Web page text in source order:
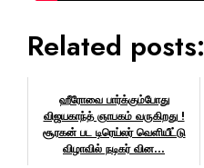
Related posts:
ஹீரோவை பார்க்கும்போது
விஜயகாந்த் ஞாபகம் வருகிறது !
சூரகன் பட டிரெய்லர் வெளியீட்டு
விழாவில் நடிகர் வின...